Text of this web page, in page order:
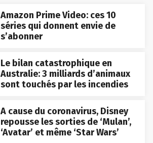
Amazon Prime Video: ces 10
séries qui donnent envie de
s’abonner
Le bilan catastrophique en
Australie: 3 milliards d’animaux
sont touchés par les incendies
A cause du coronavirus, Disney
repousse les sorties de ‘Mulan’,
‘Avatar’ et même ‘Star Wars’